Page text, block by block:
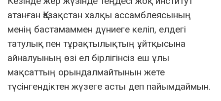
атанған Қазақстан халқы ассамблеясының
менің бастамаммен дүниеге келіп, елдегі
татулық пен тұрақтылықтың ұйтқысына
айналуының өзі ел бірлігінсіз еш ұлы
мақсаттың орындалмайтынын жете
түсінгендіктен жүзеге асты деп пайымдаймын.